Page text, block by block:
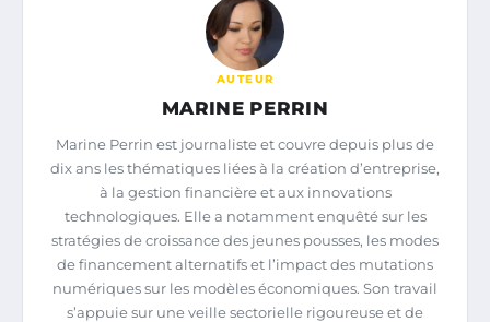
AUTEUR
MARINE PERRIN
Marine Perrin est journaliste et couvre depuis plus de
dix ans les thématiques liées à la création d’entreprise,
à la gestion financière et aux innovations
technologiques. Elle a notamment enquêté sur les
stratégies de croissance des jeunes pousses, les modes
de financement alternatifs et l’impact des mutations
numériques sur les modèles économiques. Son travail
s’appuie sur une veille sectorielle rigoureuse et de